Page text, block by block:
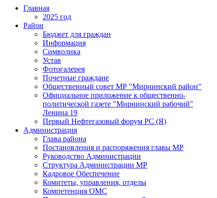
Главная
2025 год
Район
Бюджет для граждан
Информация
Символика
Устав
Фотогалерея
Почетные граждане
Общественный совет МР "Мирнинский район"
Официальное приложение к общественно-
политической газете "Мирнинский рабочий"
Ленина 19
Первый Нефтегазовый форум РС (Я)
Администрация
Глава района
Постановления и распоряжения главы МР
Руководство Администрации
Структура Администрации МР
Кадровое Обеспечение
Комитеты, управления, отделы
Компетенция ОМС